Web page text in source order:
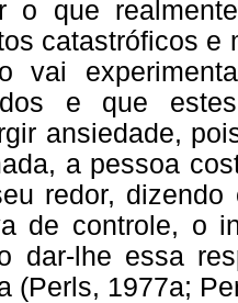
o que
catastróficos e
vai
e que
ansiedade,
a pessoa
redor,
de controle, o
dar-lhe essa
(Perls, 1977a;